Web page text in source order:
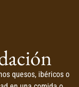
quesos, ibéricos o